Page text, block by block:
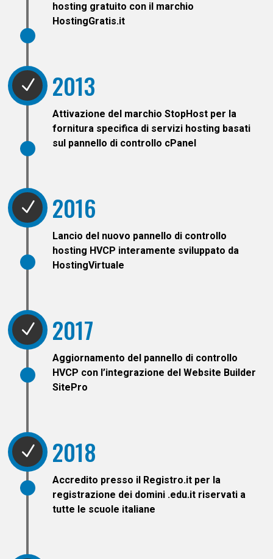
hosting gratuito con il marchio
HostingGratis.it
N 2013
Attivazione del marchio StopHost per la
fornitura specifica di servizi hosting basati
sul pannello di controllo cPanel
N 2016
Lancio del nuovo pannello di controllo
hosting HVCP interamente sviluppato da
HostingVirtuale
N 2017
Aggiornamento del pannello di controllo
HVCP con l’integrazione del Website Builder
SitePro
N 2018
Accredito presso il Registro.it per la
registrazione dei domini .edu.it riservati a
tutte le scuole italiane